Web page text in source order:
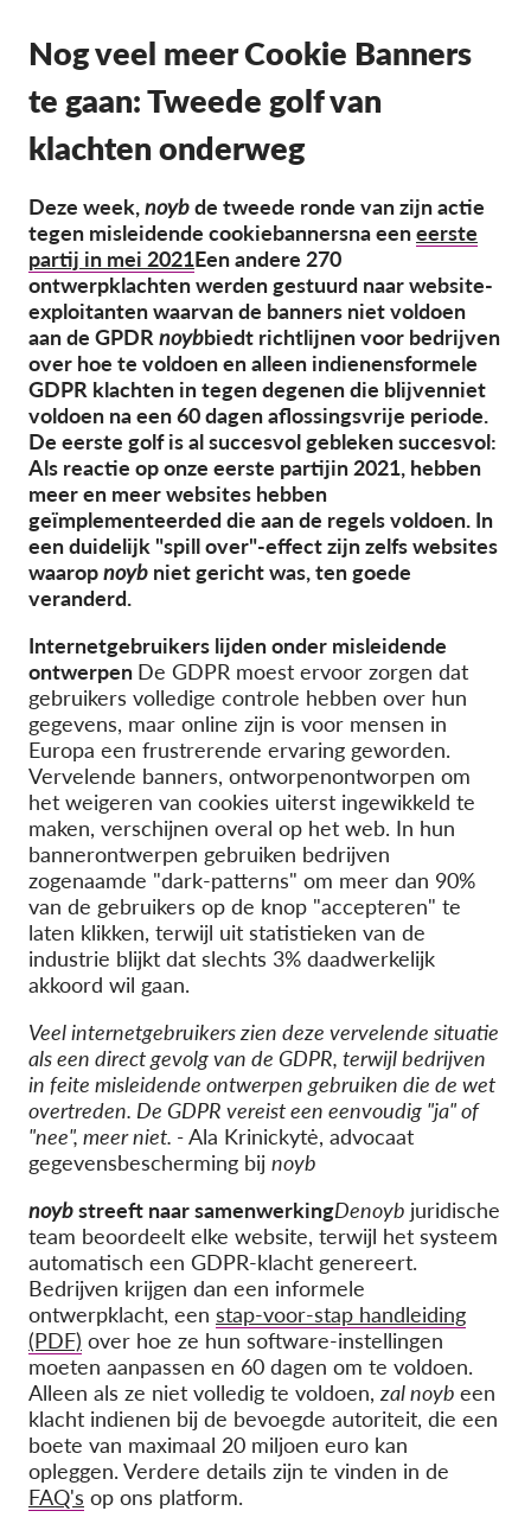
Vacatures
Representatieve vorderingen
OnionShare
Media
Contact
GDPRhub
Nog veel meer Cookie Banners
te gaan: Tweede golf van
klachten onderweg
Deze week,noybde tweede ronde van zijnactie
tegen misleidende cookiebannersna eeneerste
partij in mei 2021Een andere 270
ontwerpklachten werden gestuurd naarwebsite-
exploitantenwaarvan de banners niet voldoen
aan de GPDR noybbiedt richtlijnen voor bedrijven
over hoe te voldoenenalleen indienensformele
GDPR klachten in tegen degenen die blijvenniet
voldoen na een60 dagenaflossingsvrije periode.
De eerste golf is al succesvol geblekensuccesvol:
Als reactie op onze eerste partijin 2021, hebben
meer en meer websites hebben
geïmplementeerdeddie aan de regels voldoen. In
een duidelijk "spill over"-effect zijn zelfs websites
waaropnoyb niet gericht was, ten goede
veranderd.
Internetgebruikers lijden onder misleidende
ontwerpen De GDPR moest ervoor zorgen dat
gebruikers volledige controle hebben over hun
gegevens, maar online zijn is voor mensen in
Europa een frustrerende ervaring geworden.
Vervelende banners, ontworpenontworpen om
het weigeren van cookies uiterst ingewikkeld te
maken, verschijnen overal op het web. In hun
bannerontwerpen gebruiken bedrijven
zogenaamde "dark-patterns" om meer dan 90%
van de gebruikers op de knop "accepteren" te
laten klikken, terwijl uit statistieken van de
industrie blijkt dat slechts 3% daadwerkelijk
akkoord wil gaan.
Veel internetgebruikers zien deze vervelende situatie
als een direct gevolg van de GDPR, terwijl bedrijven
in feite misleidende ontwerpen gebruiken die de wet
overtreden. De GDPR vereist een eenvoudig "ja" of
"nee", meer niet. -Ala Krinickytė, advocaat
gegevensbescherming bij noyb
noybstreeft naar samenwerkingDenoyb juridische
team beoordeelt elke website, terwijl het systeem
automatisch een GDPR-klacht genereert.
Bedrijven krijgen dan een informele
ontwerpklacht, een stap-voor-stap handleiding
(PDF) over hoe ze hun software-instellingen
moeten aanpassen en 60 dagen om te voldoen.
Alleen als ze niet volledig te voldoen, zal noyb een
klacht indienen bij de bevoegde autoriteit, die een
boete van maximaal 20 miljoen euro kan
opleggen. Verdere details zijn te vinden in de
FAQ's op ons platform.